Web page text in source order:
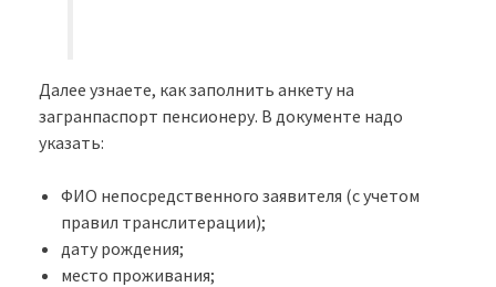
Далее узнаете, как заполнить анкету на
загранпаспорт пенсионеру. В документе надо
указать:
ФИО непосредственного заявителя (с учетом
правил транслитерации);
дату рождения;
место проживания;